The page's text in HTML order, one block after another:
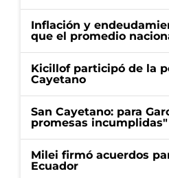
Inflación y
que el promedio
Kicillof participó de la
Cayetano
San Cayetano: para
promesas incumplidas"
Milei firmó acuerdos
Ecuador